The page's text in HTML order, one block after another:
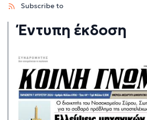
Subscribe to
Έντυπη έκδοση